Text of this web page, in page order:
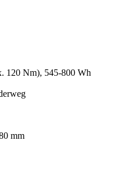
120 Nm), 545-800 Wh
mm